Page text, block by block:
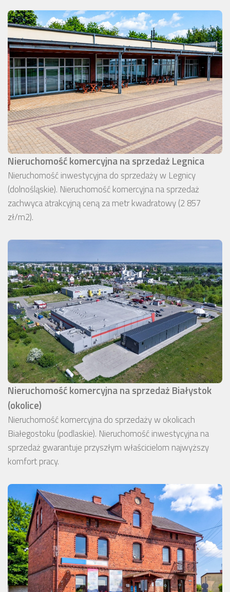
Nieruchomość komercyjna na sprzedaż Legnica
Nieruchomość inwestycyjna do sprzedaży w Legnicy
(dolnośląskie). Nieruchomość komercyjna na sprzedaż
zachwyca atrakcyjną ceną za metr kwadratowy (2 857
zł/m2).
Nieruchomość komercyjna na sprzedaż Białystok
(okolice)
Nieruchomość komercyjna do sprzedaży w okolicach
Białegostoku (podlaskie). Nieruchomość inwestycyjna na
sprzedaż gwarantuje przyszłym właścicielom najwyższy
komfort pracy.